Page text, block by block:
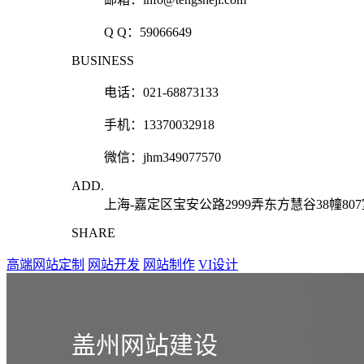
Q Q： 59066649
BUSINESS
电话：021-68873133
手机：13370032918
微信：jhm349077570
ADD.
上海-嘉定区宝安公路2999弄东方慧谷38幢
SHARE
高端网站定制 网站开发 网站制作 VI设计
盖州网站建设